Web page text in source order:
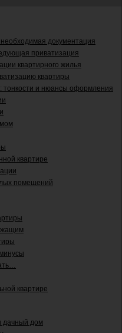
документация
приватизация
квартирного жилья
квартиры
тонкости и нюансы оформления
квартире
помещений
квартире
дачный дом